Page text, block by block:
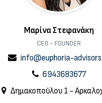
Μαρίνα Στεφανάκη
CEO - FOUNDER
info@euphoria-
6943683677
Δημακοπούλου 1 -